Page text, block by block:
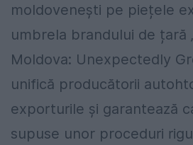
moldovenești pe piețele
umbrela brandului de țară
Moldova: Unexpectedly
unifică producătorii
exporturile și garantează
supuse unor proceduri